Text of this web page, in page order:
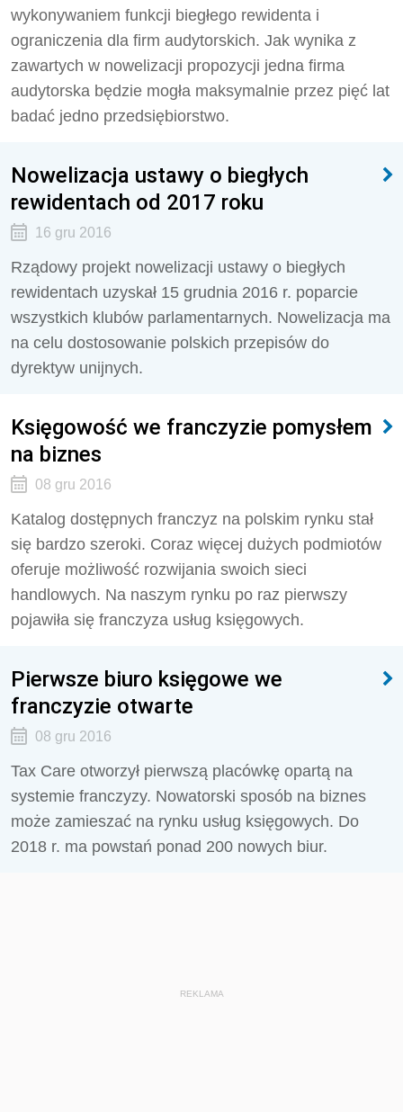
wykonywaniem funkcji biegłego rewidenta i
ograniczenia dla firm audytorskich. Jak wynika z
zawartych w nowelizacji propozycji jedna firma
audytorska będzie mogła maksymalnie przez pięć lat
badać jedno przedsiębiorstwo.
Nowelizacja ustawy o biegłych
rewidentach od 2017 roku
16 gru 2016
Rządowy projekt nowelizacji ustawy o biegłych
rewidentach uzyskał 15 grudnia 2016 r. poparcie
wszystkich klubów parlamentarnych. Nowelizacja ma
na celu dostosowanie polskich przepisów do
dyrektyw unijnych.
Księgowość we franczyzie pomysłem
na biznes
08 gru 2016
Katalog dostępnych franczyz na polskim rynku stał
się bardzo szeroki. Coraz więcej dużych podmiotów
oferuje możliwość rozwijania swoich sieci
handlowych. Na naszym rynku po raz pierwszy
pojawiła się franczyza usług księgowych.
Pierwsze biuro księgowe we
franczyzie otwarte
08 gru 2016
Tax Care otworzył pierwszą placówkę opartą na
systemie franczyzy. Nowatorski sposób na biznes
może zamieszać na rynku usług księgowych. Do
2018 r. ma powstań ponad 200 nowych biur.
REKLAMA